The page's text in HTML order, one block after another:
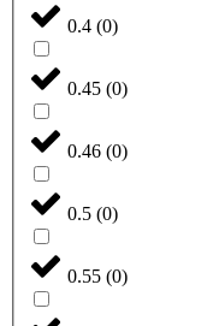
0.4 (0)
0.45 (0)
0.46 (0)
0.5 (0)
0.55 (0)